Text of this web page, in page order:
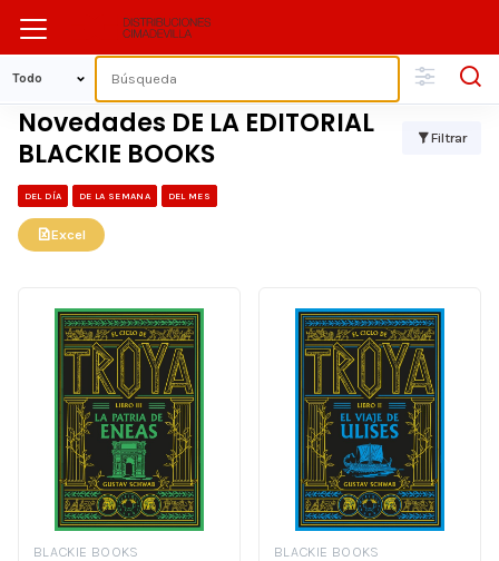
Novedades DE LA EDITORIAL
BLACKIE BOOKS
Filtrar
DEL DÍA DE LA SEMANA DEL MES
Excel
BLACKIE BOOKS BLACKIE BOOKS